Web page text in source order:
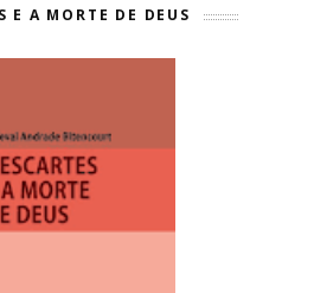
E A MORTE DE DEUS